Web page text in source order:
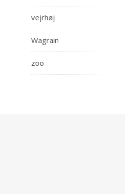
vejrhøj
Wagrain
zoo